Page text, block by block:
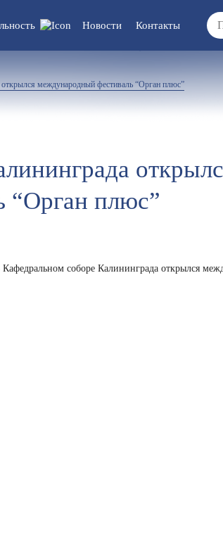
Новости Контакты
международный фестиваль “Орган плюс”
“Орган плюс”